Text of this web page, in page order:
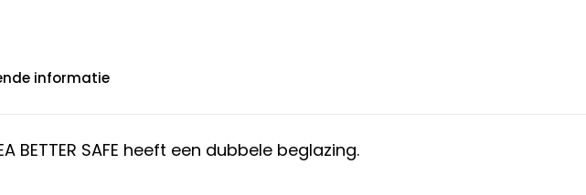
informatie
BETTER SAFE heeft een dubbele beglazing.